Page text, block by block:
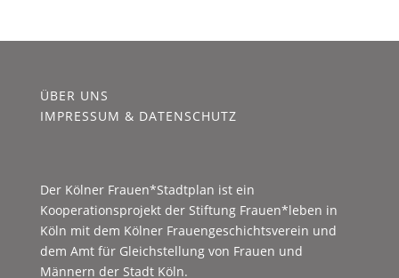
ÜBER UNS
IMPRESSUM & DATENSCHUTZ
Der Kölner Frauen*Stadtplan ist ein
Kooperationsprojekt der Stiftung Frauen*leben in
Köln mit dem Kölner Frauengeschichtsverein und
dem Amt für Gleichstellung von Frauen und
Männern der Stadt Köln.